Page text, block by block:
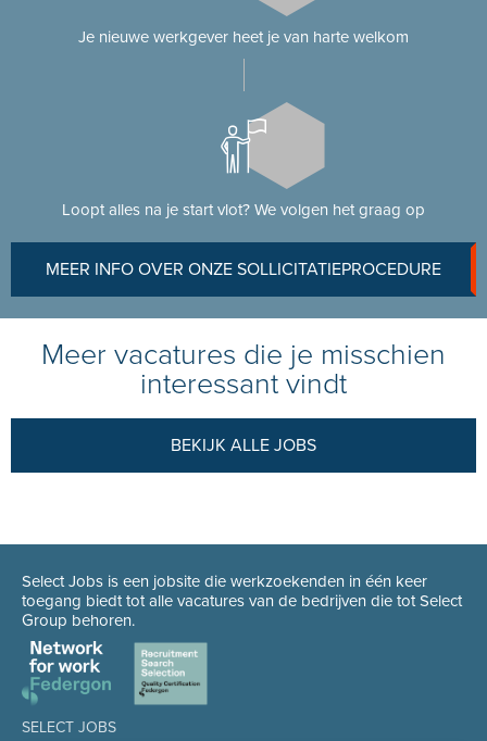
Je nieuwe werkgever heet je van harte welkom
Loopt alles na je start vlot? We volgen het graag op
MEER INFO OVER ONZE SOLLICITATIEPROCEDURE
Meer vacatures die je misschien
interessant vindt
BEKIJK ALLE JOBS
Select Jobs is een jobsite die werkzoekenden in één keer
toegang biedt tot alle vacatures van de bedrijven die tot Select
Group behoren.
SELECT JOBS